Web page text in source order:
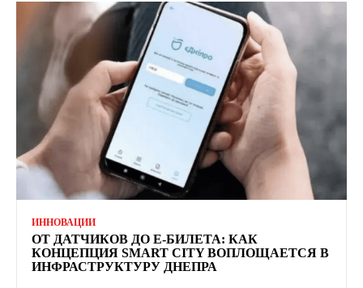
ИННОВАЦИИ
ОТ ДАТЧИКОВ ДО Е-БИЛЕТА: КАК
КОНЦЕПЦИЯ SMART CITY ВОПЛОЩАЕТСЯ В
ИНФРАСТРУКТУРУ ДНЕПРА